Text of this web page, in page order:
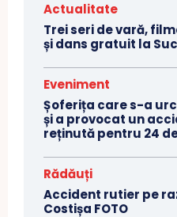
Actualitate
Trei seri de vară,
și dans gratuit la
Eveniment
Șoferița care s-a
și a provocat un
reținută pentru 24
Rădăuți
Accident rutier pe
Costișa FOTO